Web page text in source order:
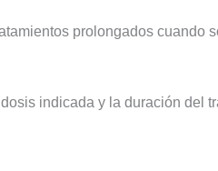
prolongados cuando
indicada y la duración del